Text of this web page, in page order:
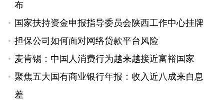
布
国家扶持资金申报指导委员会陕西工作中心挂牌
担保公司如何面对网络贷款平台风险
麦肯锡：中国人消费行为越来越接近富裕国家
聚焦五大国有商业银行年报：收入近八成来自息
差